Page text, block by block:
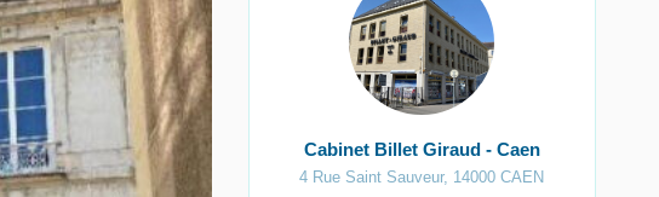
Cabinet Billet Giraud - Caen
4 Rue Saint Sauveur, 14000 CAEN